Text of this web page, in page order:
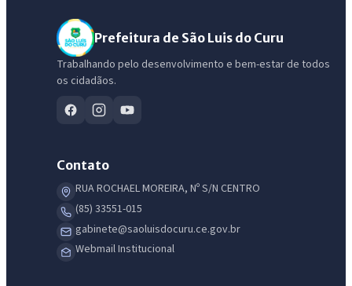
Prefeitura de São Luis do Curu
Trabalhando pelo desenvolvimento e bem-estar de todos
os cidadãos.
Contato
RUA ROCHAEL MOREIRA, Nº S/N CENTRO
(85) 33551-015
gabinete@saoluisdocuru.ce.gov.br
Webmail Institucional